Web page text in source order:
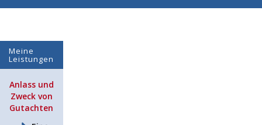
Meine
Leistungen
Anlass und
Zweck von
Gutachten